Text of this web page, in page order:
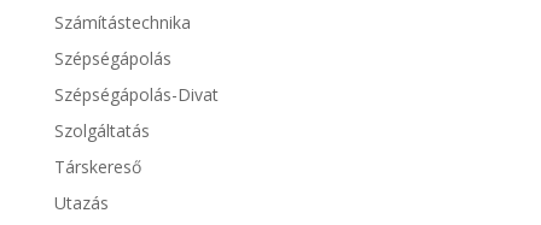
Számítástechnika
Szépségápolás
Szépségápolás-Divat
Szolgáltatás
Társkereső
Utazás